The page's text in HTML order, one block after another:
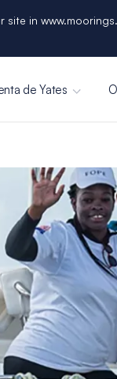
in
de Yates